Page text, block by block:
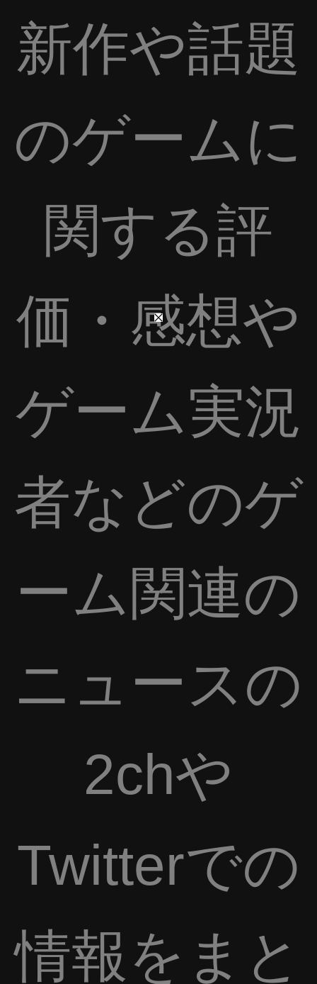
新作や話題
のゲームに
関する評
価・感想や
ゲーム実況
者などのゲ
ーム関連の
ニュースの
2chや
Twitterでの
情報をまと